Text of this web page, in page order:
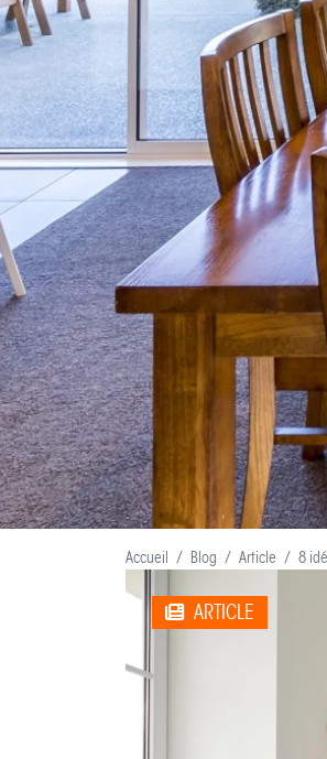
Accueil Blog Article 8
ARTICLE